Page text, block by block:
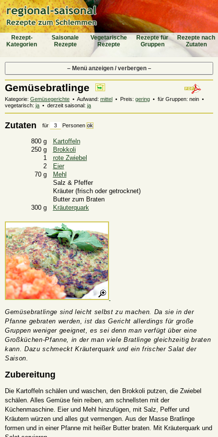
Rezept-
Katego­rien
Saiso­nale
Rezepte
Vegeta­rische
Rezepte
Rezepte für
Gruppen
Rezepte nach
Zutaten
– Menü anzeigen / verbergen –
Gemüsebratlinge
Kategorie: Gemüsegerichte • Aufwand: mittel • Preis: gering • für Gruppen: nein •
vegetarisch: ja • derzeit saisonal: ja
Zutaten für Personen
800 g
Kartoffeln
250 g
Brokkoli
1
rote Zwiebel
2
Eier
70 g
Mehl
Salz & Pfeffer
Kräuter (frisch oder getrocknet)
Butter zum Braten
300 g
Kräuterquark
Gemüsebratlinge sind leicht selbst zu machen. Da sie in der
Pfanne gebraten werden, ist das Gericht allerdings für große
Gruppen weniger geeignet, es sei denn man verfügt über eine
Großküchen-Pfanne, in der man viele Bratlinge gleichzeitig braten
kann. Dazu schmeckt Kräuterquark und ein frischer Salat der
Saison.
Zubereitung
Die Kartoffeln schälen und waschen, den Brokkoli putzen, die Zwiebel
schälen. Alles Gemüse fein reiben, am schnellsten mit der
Küchenmaschine. Eier und Mehl hinzufügen, mit Salz, Peffer und
Kräutern würzen und alles gut vermengen. Aus der Masse Bratlinge
formen und in einer Pfanne mit heißer Butter braten. Mit Kräuterquark und